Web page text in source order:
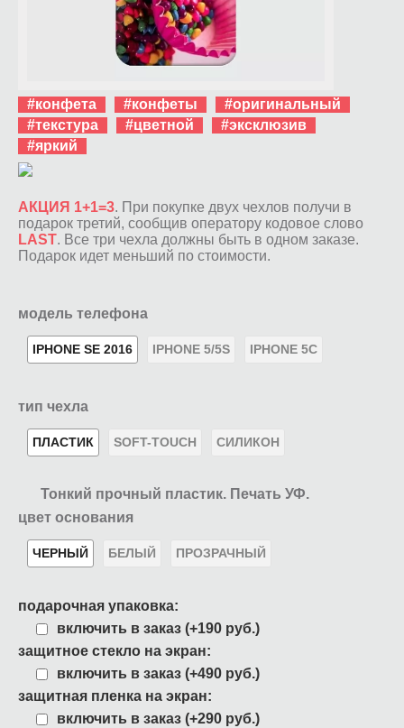
#конфета #конфеты
#оригинальный
#текстура
#цветной
#эксклюзив
#яркий
АКЦИЯ 1+1=3. При покупке двух чехлов получи в
подарок третий, сообщив оператору кодовое слово
LAST. Все три чехла должны быть в одном заказе.
Подарок идет меньший по стоимости.
модель телефона
IPHONE SE 2016 IPHONE 5/5S IPHONE 5C
тип чехла
ПЛАСТИК SOFT-TOUCH СИЛИКОН
Тонкий прочный пластик. Печать УФ.
цвет основания
ЧЕРНЫЙ БЕЛЫЙ ПРОЗРАЧНЫЙ
подарочная упаковка:
включить в заказ (+190 руб.)
защитное стекло на экран:
включить в заказ (+490 руб.)
защитная пленка на экран:
включить в заказ (+290 руб.)